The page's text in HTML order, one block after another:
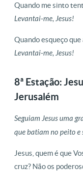
Quando me sinto
Levantai-me, Jesus!
Quando esqueço
Levantai-me, Jesus!
8ª Estação:
Jerusalém
Seguiam Jesus uma
que batiam no peito e
Jesus, quem é que
cruz? Não os